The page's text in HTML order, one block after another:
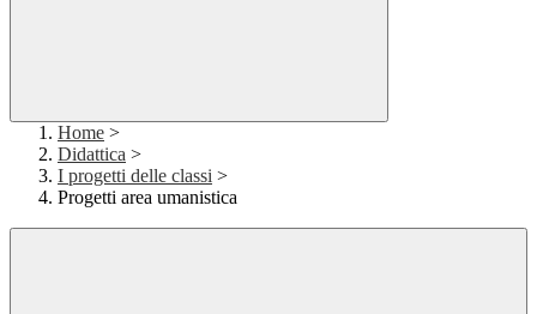
Home >
Didattica >
I progetti delle classi >
Progetti area umanistica